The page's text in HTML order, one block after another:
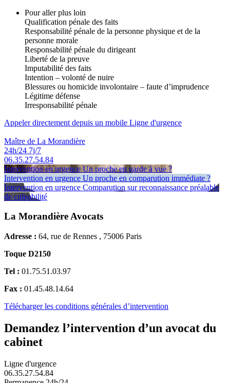
Pour aller plus loin
Qualification pénale des faits
Responsabilité pénale de la personne physique et de la
personne morale
Responsabilité pénale du dirigeant
Liberté de la preuve
Imputabilité des faits
Intention – volonté de nuire
Blessures ou homicide involontaire – faute d’imprudence
Légitime défense
Irresponsabilité pénale
Appeler directement depuis un mobile Ligne d'urgence
Maître de La Morandière
24h/24 7j/7
06.35.27.54.84
Intervention en urgence Un proche en garde à vue ?
Intervention en urgence Un proche en comparution immédiate ?
Intervention en urgence Comparution sur reconnaissance préalable
de culpabilité
La Morandière Avocats
Adresse : 64, rue de Rennes , 75006 Paris
Toque D2150
Tel : 01.75.51.03.97
Fax : 01.45.48.14.64
Télécharger les conditions générales d’intervention
Demandez l’intervention d’un avocat du
cabinet
Ligne d'urgence
06.35.27.54.84